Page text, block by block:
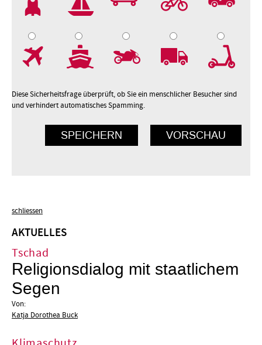
Diese Sicherheitsfrage überprüft, ob Sie ein menschlicher Besucher sind
und verhindert automatisches Spamming.
schliessen
AKTUELLES
Tschad
Religionsdialog mit staatlichem
Segen
Von:
Katja Dorothea Buck